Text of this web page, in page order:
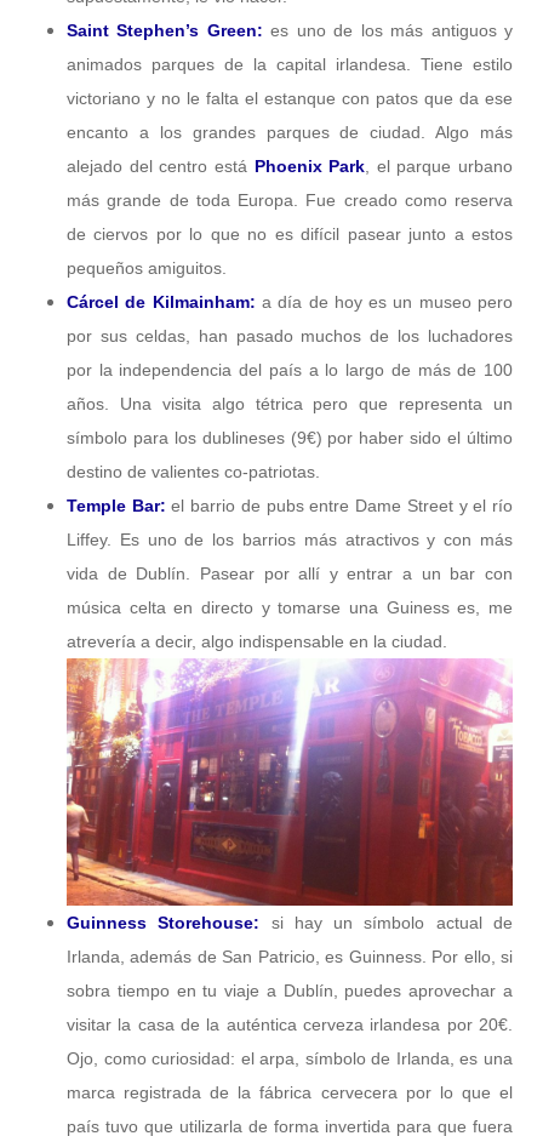
Saint Stephen’s Green: es uno de los más antiguos y
animados parques de la capital irlandesa. Tiene estilo
victoriano y no le falta el estanque con patos que da ese
encanto a los grandes parques de ciudad. Algo más
alejado del centro está Phoenix Park , el parque urbano
más grande de toda Europa. Fue creado como reserva
de ciervos por lo que no es difícil pasear junto a estos
pequeños amiguitos.
Cárcel de Kilmainham: a día de hoy es un museo pero
por sus celdas, han pasado muchos de los luchadores
por la independencia del país a lo largo de más de 100
años. Una visita algo tétrica pero que representa un
símbolo para los dublineses (9€) por haber sido el último
destino de valientes co-patriotas.
Temple Bar: el barrio de pubs entre Dame Street y el río
Liffey. Es uno de los barrios más atractivos y con más
vida de Dublín. Pasear por allí y entrar a un bar con
música celta en directo y tomarse una Guiness es, me
atrevería a decir, algo indispensable en la ciudad.
Guinness Storehouse: si hay un símbolo actual de
Irlanda, además de San Patricio, es Guinness. Por ello, si
sobra tiempo en tu viaje a Dublín, puedes aprovechar a
visitar la casa de la auténtica cerveza irlandesa por 20€.
Ojo, como curiosidad: el arpa, símbolo de Irlanda, es una
marca registrada de la fábrica cervecera por lo que el
país tuvo que utilizarla de forma invertida para que fuera